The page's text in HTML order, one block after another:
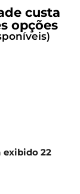
custa
opções
exibido 22